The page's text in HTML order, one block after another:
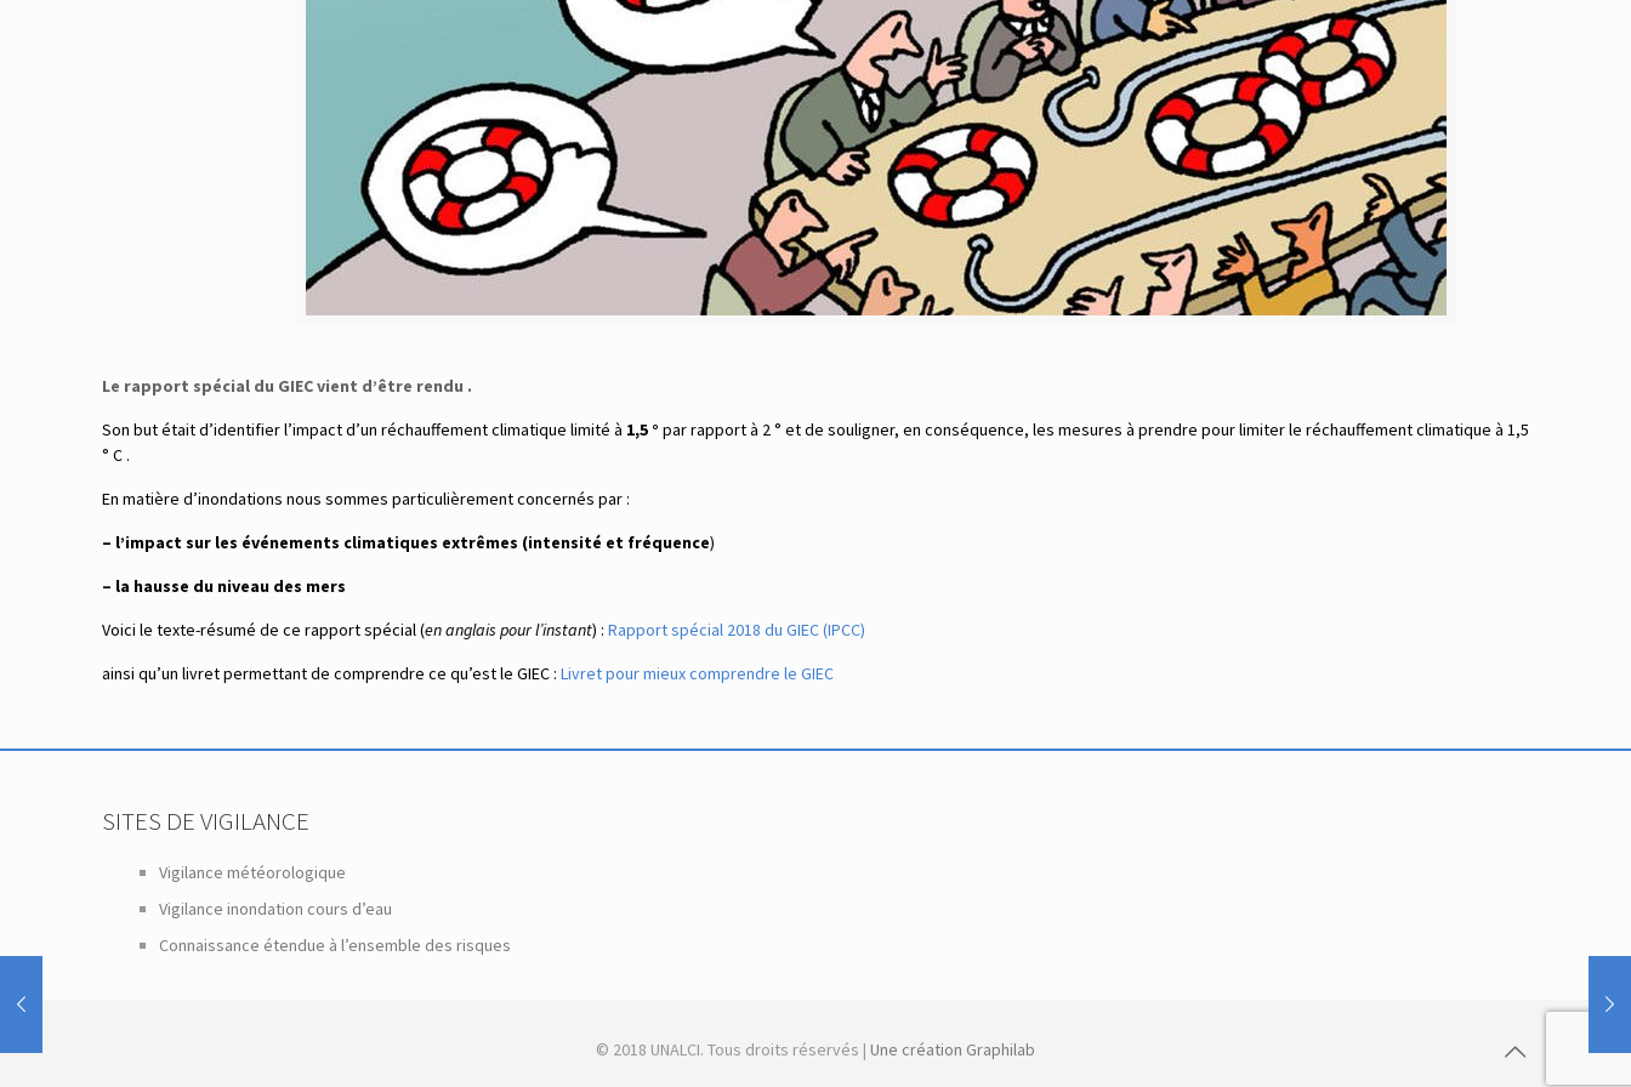
Le rapport spécial du GIEC vient d’être rendu .
Son but était d’identifier l’impact d’un réchauffement climatique limité à 1,5 ° par rapport à 2 ° et de souligner, en conséquence, les mesures à prendre pour limiter le réchauffement climatique à 1,5
° C .
En matière d’inondations nous sommes particulièrement concernés par :
– l’impact sur les événements climatiques extrêmes (intensité et fréquence)
– la hausse du niveau des mers
Voici le texte-résumé de ce rapport spécial (en anglais pour l’instant) : Rapport spécial 2018 du GIEC (IPCC)
ainsi qu’un livret permettant de comprendre ce qu’est le GIEC : Livret pour mieux comprendre le GIEC
SITES DE VIGILANCE
Vigilance météorologique
Vigilance inondation cours d’eau
Connaissance étendue à l’ensemble des risques
© 2018 UNALCI. Tous droits réservés | Une création Graphilab